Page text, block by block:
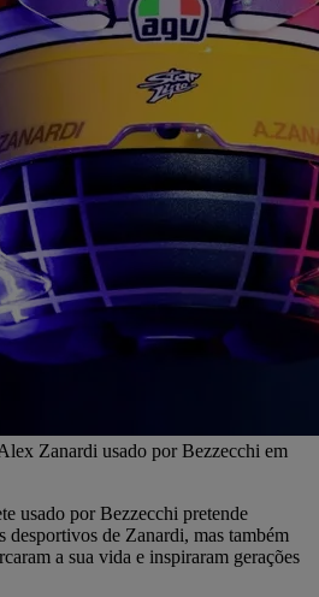
Zanardi usado por Bezzecchi em
usado por Bezzecchi pretende
desportivos de Zanardi, mas também
a sua vida e inspiraram gerações